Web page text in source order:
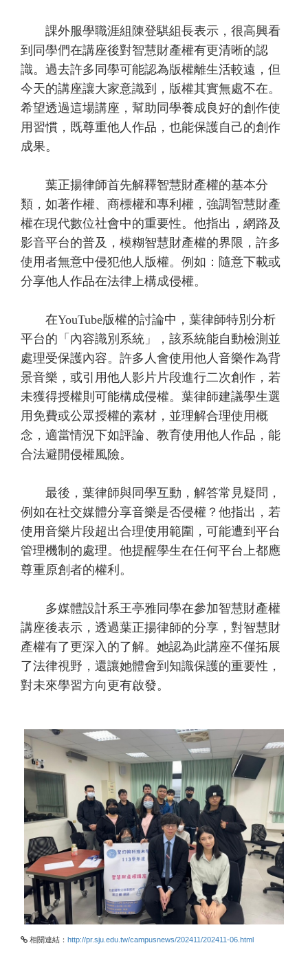
課外服學職涯組陳登騏組長表示，很高興看
到同學們在講座後對智慧財產權有更清晰的認
識。過去許多同學可能認為版權離生活較遠，但
今天的講座讓大家意識到，版權其實無處不在。
希望透過這場講座，幫助同學養成良好的創作使
用習慣，既尊重他人作品，也能保護自己的創作
成果。
葉正揚律師首先解釋智慧財產權的基本分
類，如著作權、商標權和專利權，強調智慧財產
權在現代數位社會中的重要性。他指出，網路及
影音平台的普及，模糊智慧財產權的界限，許多
使用者無意中侵犯他人版權。例如：隨意下載或
分享他人作品在法律上構成侵權。
在YouTube版權的討論中，葉律師特別分析
平台的「內容識別系統」，該系統能自動檢測並
處理受保護內容。許多人會使用他人音樂作為背
景音樂，或引用他人影片片段進行二次創作，若
未獲得授權則可能構成侵權。葉律師建議學生選
用免費或公眾授權的素材，並理解合理使用概
念，適當情況下如評論、教育使用他人作品，能
合法避開侵權風險。
最後，葉律師與同學互動，解答常見疑問，
例如在社交媒體分享音樂是否侵權？他指出，若
使用音樂片段超出合理使用範圍，可能遭到平台
管理機制的處理。他提醒學生在任何平台上都應
尊重原創者的權利。
多媒體設計系王亭雅同學在參加智慧財產權
講座後表示，透過葉正揚律師的分享，對智慧財
產權有了更深入的了解。她認為此講座不僅拓展
了法律視野，還讓她體會到知識保護的重要性，
對未來學習方向更有啟發。
相關連結： http://pr.sju.edu.tw/campusnews/202411/202411-06.html